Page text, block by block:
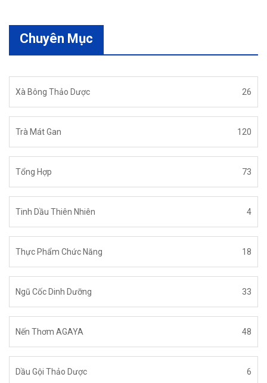
Chuyên Mục
Xà Bông Thảo Dược 26
Trà Mát Gan 120
Tổng Hợp 73
Tinh Dầu Thiên Nhiên 4
Thực Phẩm Chức Năng 18
Ngũ Cốc Dinh Dưỡng 33
Nến Thơm AGAYA 48
Dầu Gội Thảo Dược 6